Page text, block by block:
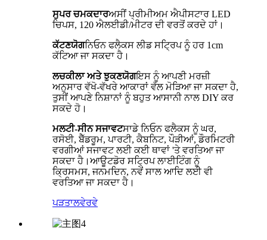
ਸੁਪਰ ਚਮਕਦਾਰਅਸੀਂ ਪ੍ਰੀਮੀਅਮ ਐਪੀਸਟਾਰ LED
ਚਿਪਸ, 120 ਐਲਈਡੀ/ਮੀਟਰ ਦੀ ਵਰਤੋਂ ਕਰਦੇ ਹਾਂ।
ਕੱਟਣਯੋਗਨਿਓਨ ਫਲੈਕਸ ਲੀਡ ਸਟ੍ਰਿਪ ਨੂੰ ਹਰ 1cm
ਕੱਟਿਆ ਜਾ ਸਕਦਾ ਹੈ।
ਲਚਕੀਲਾ ਅਤੇ ਝੁਕਣਯੋਗਇਸ ਨੂੰ ਆਪਣੀ ਮਰਜ਼ੀ
ਅਨੁਸਾਰ ਵੱਖੋ-ਵੱਖਰੇ ਆਕਾਰਾਂ ਵੱਲ ਮੋੜਿਆ ਜਾ ਸਕਦਾ ਹੈ,
ਤੁਸੀਂ ਆਪਣੇ ਨਿਸ਼ਾਨਾਂ ਨੂੰ ਬਹੁਤ ਆਸਾਨੀ ਨਾਲ DIY ਕਰ
ਸਕਦੇ ਹੋ।
ਮਲਟੀ-ਸੀਨ ਸਜਾਵਟਸਾਡੇ ਨਿਓਨ ਫਲੈਕਸ ਨੂੰ ਘਰ,
ਰਸੋਈ, ਬੈੱਡਰੂਮ, ਪਾਰਟੀ, ਕੈਬਨਿਟ, ਪੌੜੀਆਂ, ਡੌਰਮਿਟਰੀ
ਵਰਗੀਆਂ ਸਜਾਵਟ ਲਈ ਕਈ ਥਾਵਾਂ 'ਤੇ ਵਰਤਿਆ ਜਾ
ਸਕਦਾ ਹੈ।ਆਊਟਡੋਰ ਸਟ੍ਰਿਪ ਲਾਈਟਿੰਗ ਨੂੰ
ਕ੍ਰਿਸਮਸ, ਜਨਮਦਿਨ, ਨਵੇਂ ਸਾਲ ਆਦਿ ਲਈ ਵੀ
ਵਰਤਿਆ ਜਾ ਸਕਦਾ ਹੈ।
ਪੜਤਾਲਵੇਰਵੇ